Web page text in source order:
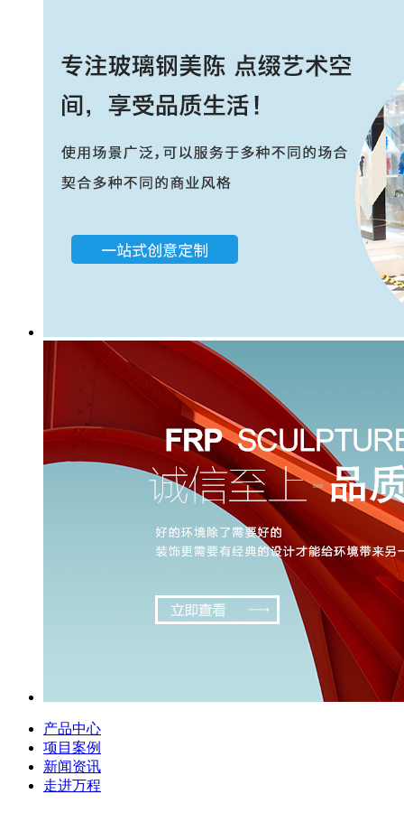
产品中心
项目案例
新闻资讯
走进万程